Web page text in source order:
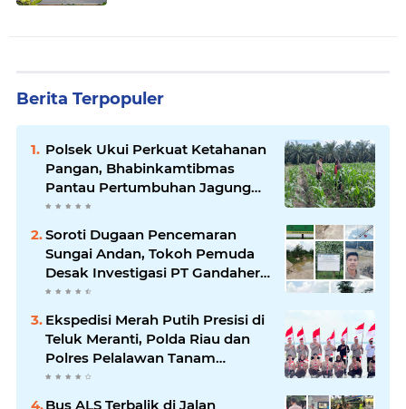
Berita Terpopuler
Polsek Ukui Perkuat Ketahanan
Pangan, Bhabinkamtibmas
Pantau Pertumbuhan Jagung
Petani di Desa Air Hitam
Soroti Dugaan Pencemaran
Sungai Andan, Tokoh Pemuda
Desak Investigasi PT Gandahera
Hendana
Ekspedisi Merah Putih Presisi di
Teluk Meranti, Polda Riau dan
Polres Pelalawan Tanam
Mangrove Demi Negeri
Bus ALS Terbalik di Jalan